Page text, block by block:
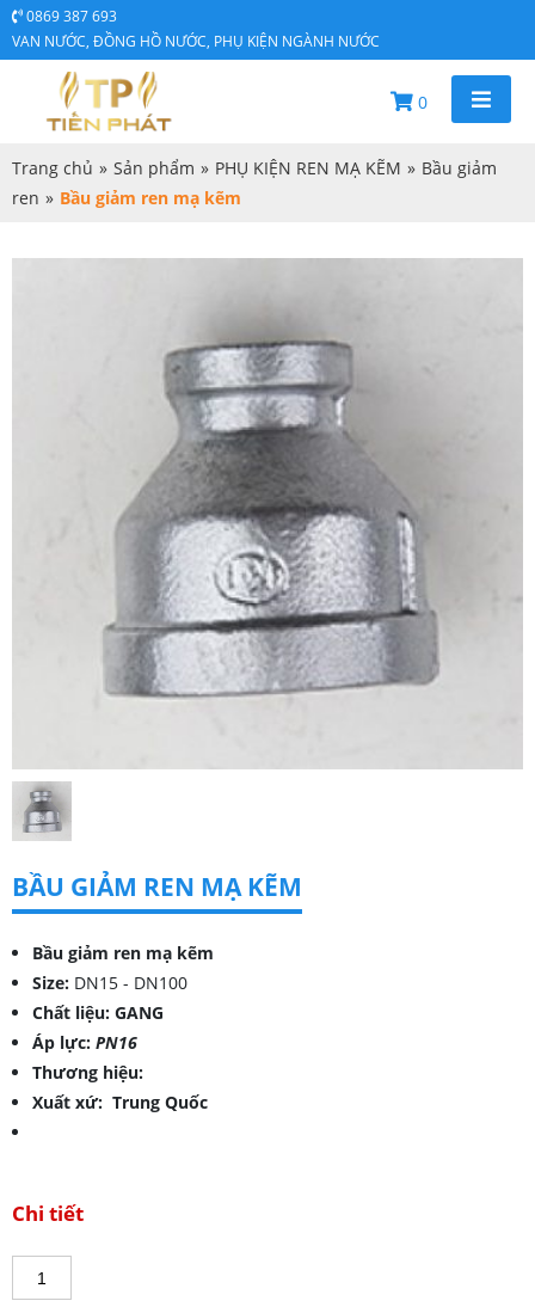
0869 387 693
VAN NƯỚC, ĐỒNG HỒ NƯỚC, PHỤ KIỆN NGÀNH NƯỚC
0
Trang chủ » Sản phẩm » PHỤ KIỆN REN MẠ KẼM » Bầu giảm
ren » Bầu giảm ren mạ kẽm
BẦU GIẢM REN MẠ KẼM
Bầu giảm ren mạ kẽm
Size: DN15 - DN100
Chất liệu: GANG
Áp lực: PN16
Thương hiệu:
Xuất xứ: Trung Quốc
Chi tiết